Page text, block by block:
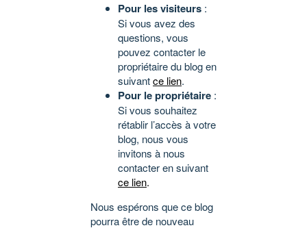
Pour les visiteurs :
Si vous avez des
questions, vous
pouvez contacter le
propriétaire du blog en
suivantce lien.
Pour le propriétaire :
Si vous souhaitez
rétablir l’accès à votre
blog, nous vous
invitons à nous
contacter en suivant
ce lien.
Nous espérons que ce blog
pourra être de nouveau